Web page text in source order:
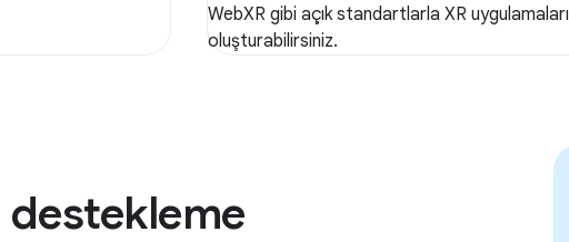
WebXR gibi açık standartlarla XR uygulamaları
oluşturabilirsiniz.